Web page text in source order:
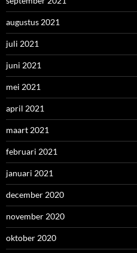
augustus 2021
juli 2021
juni 2021
mei 2021
april 2021
maart 2021
februari 2021
januari 2021
december 2020
november 2020
oktober 2020